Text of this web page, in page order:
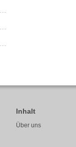
Inhalt
Über uns